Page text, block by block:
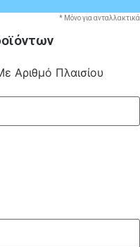
* Μόνο για ανταλλακτικά
Αριθμό Πλαισίου